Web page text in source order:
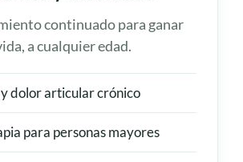
continuado para ganar
a cualquier edad.
dolor articular crónico
para personas mayores